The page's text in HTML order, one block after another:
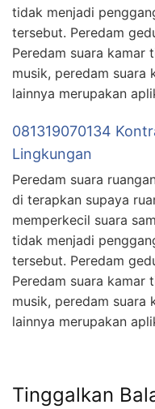
tidak menjadi
tersebut. Peredam
Peredam suara kamar
musik, peredam suara
lainnya merupakan
081319070134
Lingkungan
Peredam suara
di terapkan supaya
memperkecil suara
tidak menjadi
tersebut. Peredam
Peredam suara kamar
musik, peredam suara
lainnya merupakan
Tinggalkan